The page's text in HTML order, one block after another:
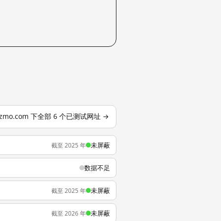
下全部 6 个已测试网址 →
截至 2025 年 未屏蔽
数据不足
截至 2025 年 未屏蔽
截至 2026 年 未屏蔽